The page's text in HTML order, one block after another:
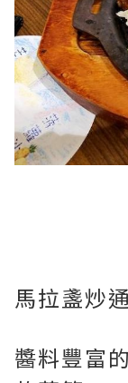
馬拉盞炒
醬料豐富